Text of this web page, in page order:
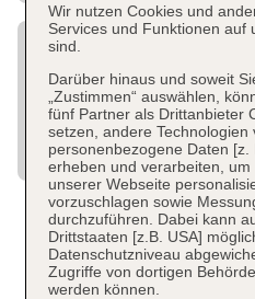
Wir nutzen Cookies und
Services und Funktionen auf
sind.
Darüber hinaus und soweit
„Zustimmen“ auswählen,
fünf Partner als Drittanbieter
setzen, andere Technologien
personenbezogene Daten
erheben und verarbeiten,
unserer Webseite
vorzuschlagen sowie
durchzuführen. Dabei kann
Drittstaaten [z.B. USA]
Datenschutzniveau
Zugriffe von dortigen
werden können.